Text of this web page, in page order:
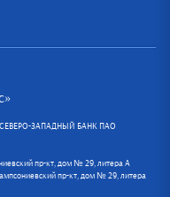
СЕВЕРО-ЗАПАДНЫЙ БАНК ПАО
пр-кт, дом № 29, литера А
пр-кт, дом № 29, литера